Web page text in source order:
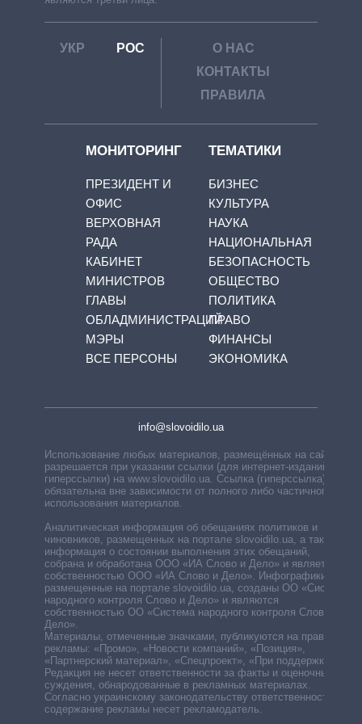
УКР РОС
О НАС
КОНТАКТЫ
ПРАВИЛА
МОНИТОРИНГ
ПРЕЗИДЕНТ И
ОФИС
ВЕРХОВНАЯ
РАДА
КАБИНЕТ
МИНИСТРОВ
ГЛАВЫ
ОБЛАДМИНИСТРАЦИЙ
МЭРЫ
ВСЕ ПЕРСОНЫ
ТЕМАТИКИ
БИЗНЕС
КУЛЬТУРА
НАУКА
НАЦИОНАЛЬНАЯ
БЕЗОПАСНОСТЬ
ОБЩЕСТВО
ПОЛИТИКА
ПРАВО
ФИНАНСЫ
ЭКОНОМИКА
info@slovoidilo.ua
Использование любых материалов, размещённых на сайте,
разрешается при указании ссылки (для интернет-изданий —
гиперссылки) на www.slovoidilo.ua. Ссылка (гиперссылка)
обязательна вне зависимости от полного либо частичного
использования материалов.
Аналитическая информация об обещаниях политиков и
чиновников, размещенных на портале slovoidilo.ua, а также
информация о состоянии выполнения этих обещаний,
собрана и обработана ООО «ИА Слово и Дело» и является
собственностью ООО «ИА Слово и Дело». Инфографики,
размещенные на портале slovoidilo.ua, созданы ОО «Система
народного контроля Слово и Дело» и являются
собственностью ОО «Система народного контроля Слово и
Дело».
Материалы, отмеченные значками, публикуются на правах
рекламы: «Промо», «Новости компаний», «Позиция»,
«Партнерский материал», «Спецпроект», «При поддержке».
Редакция не несет ответственности за факты и оценочные
суждения, обнародованные в рекламных материалах.
Согласно украинскому законодательству ответственность за
содержание рекламы несет рекламодатель.